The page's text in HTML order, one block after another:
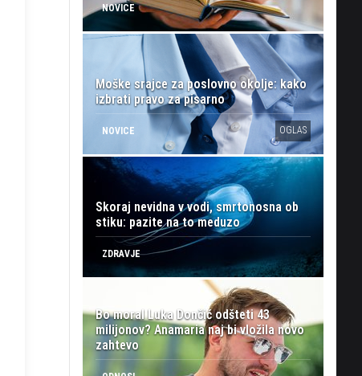
NOVICE
Moške srajce za poslovno okolje: kako
izbrati pravo za pisarno
NOVICE OGLAS
Skoraj nevidna v vodi, smrtonosna ob
stiku: pazite na to meduzo
ZDRAVJE
Bo moral Luka Dončić odšteti 43
milijonov? Anamaria naj bi vložila novo
zahtevo